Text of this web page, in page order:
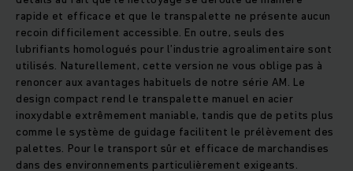
rapide et efficace et que le transpalette ne présente aucun
recoin difficilement accessible. En outre, seuls des
lubrifiants homologués pour l’industrie agroalimentaire sont
utilisés. Naturellement, cette version ne vous oblige pas à
renoncer aux avantages habituels de notre série AM. Le
design compact rend le transpalette manuel en acier
inoxydable extrêmement maniable, tandis que de petits plus
comme le système de guidage facilitent le prélèvement des
palettes. Pour le transport sûr et efficace de marchandises
dans des environnements particulièrement exigeants.